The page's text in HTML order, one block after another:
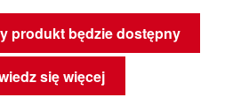
produkt będzie dostępny
się więcej